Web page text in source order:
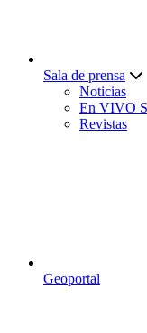
Sala de prensa
Noticias
En VIVO
Revistas
Geoportal